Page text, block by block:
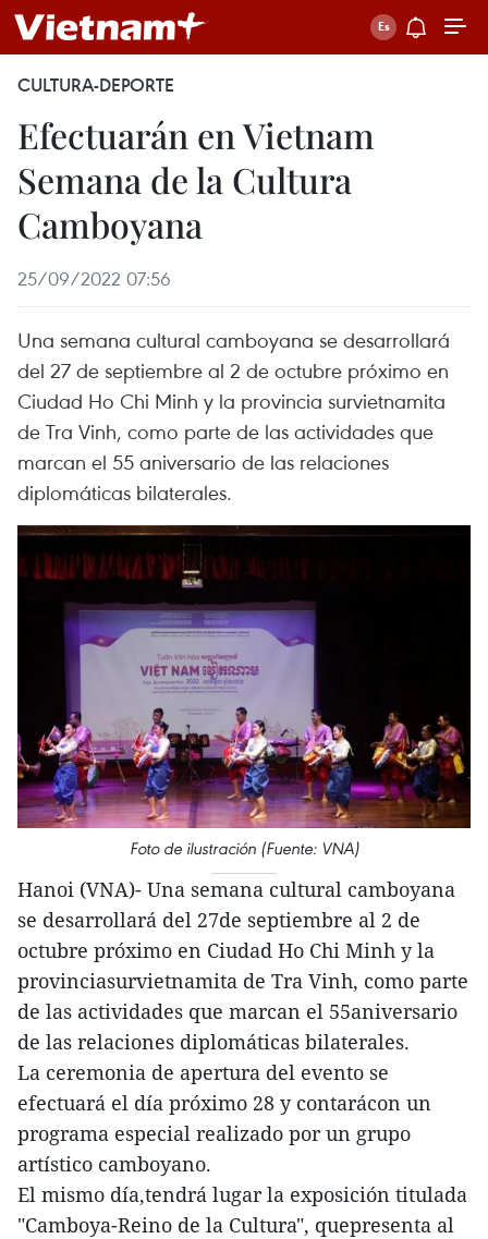
CULTURA-DEPORTE
Efectuarán en Vietnam
Semana de la Cultura
Camboyana
25/09/2022 07:56
Una semana cultural camboyana se desarrollará
del 27 de septiembre al 2 de octubre próximo en
Ciudad Ho Chi Minh y la provincia survietnamita
de Tra Vinh, como parte de las actividades que
marcan el 55 aniversario de las relaciones
diplomáticas bilaterales.
Foto de ilustración (Fuente: VNA)
Hanoi (VNA)- Una semana cultural camboyana
se desarrollará del 27de septiembre al 2 de
octubre próximo en Ciudad Ho Chi Minh y la
provinciasurvietnamita de Tra Vinh, como parte
de las actividades que marcan el 55aniversario
de las relaciones diplomáticas bilaterales.
La ceremonia de apertura del evento se
efectuará el día próximo 28 y contarácon un
programa especial realizado por un grupo
artístico camboyano.
El mismo día,tendrá lugar la exposición titulada
"Camboya-Reino de la Cultura", quepresenta al